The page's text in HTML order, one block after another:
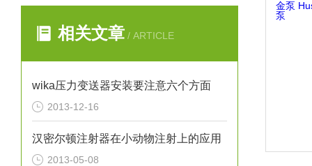
相关文章 / ARTICLE
wika压力变送器安装要注意六个方面
2013-12-16
汉密尔顿注射器在小动物注射上的应用
2013-05-08